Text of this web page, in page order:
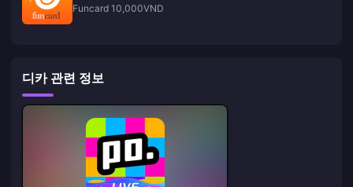
Funcard 10,000VND
디카 관련 정보